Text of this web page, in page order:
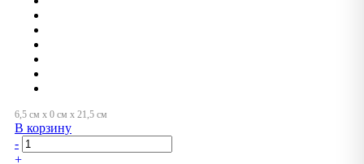
В корзину
-
+